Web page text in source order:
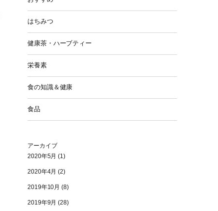
はちみつ
健康茶・ハーブティー
栄養素
食の知識＆健康
食品
アーカイブ
2020年5月 (1)
2020年4月 (2)
2019年10月 (8)
2019年9月 (28)